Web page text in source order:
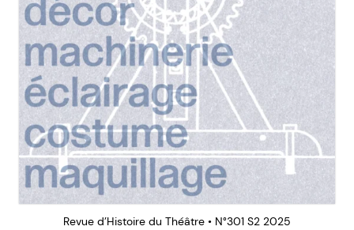
Revue d’Histoire du Théâtre • N°301 S2 2025